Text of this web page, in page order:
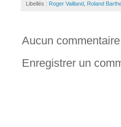
Libellés : Roger Vailland Roland
Aucun
Enregistrer un